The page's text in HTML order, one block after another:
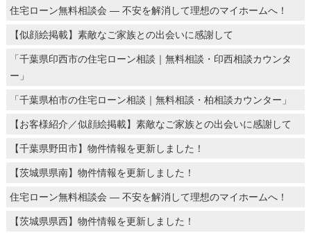
住宅ローン無料相談会 ― 不安を解消して理想のマイホームへ！
【似顔絵掲載】素敵なご家族との出会いに感謝して
「千葉県印西市の住宅ローン相談｜無料相談・印西相談カウンタ
ー」
「千葉県柏市の住宅ローン相談｜無料相談・柏相談カウンター」
【お客様紹介／似顔絵掲載】素敵なご家族との出会いに感謝して
【千葉県野田市】物件情報を更新しました！
【茨城県県南】物件情報を更新しました！
住宅ローン無料相談会 ― 不安を解消して理想のマイホームへ！
【茨城県県西】物件情報を更新しました！